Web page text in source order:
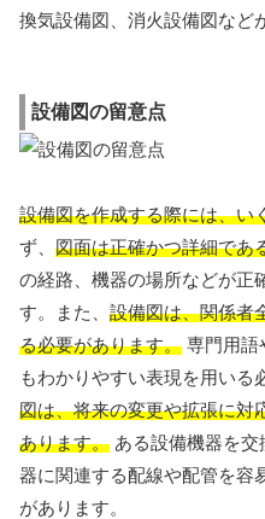
換気設備図、消火設備図など
設備図の留意点
設備図を作成する際には、い
ず、 図面は正確かつ詳細であ
の経路、機器の場所などが正
す。また、 設備図は、関係者
る必要があります。 専門用語
もわかりやすい表現を用いる
図は、将来の変更や拡張に対
あります。 ある設備機器を
器に関連する配線や配管を容
があります。